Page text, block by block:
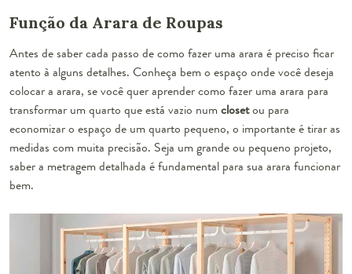
Função da Arara de Roupas
Antes de saber cada passo de como fazer uma arara é preciso ficar
atento à alguns detalhes. Conheça bem o espaço onde você deseja
colocar a arara, se você quer aprender como fazer uma arara para
transformar um quarto que está vazio numclosetou para
economizar o espaço de um quarto pequeno, o importante é tirar as
medidas com muita precisão. Seja um grande ou pequeno projeto,
saber a metragem detalhada é fundamental para sua arara funcionar
bem.